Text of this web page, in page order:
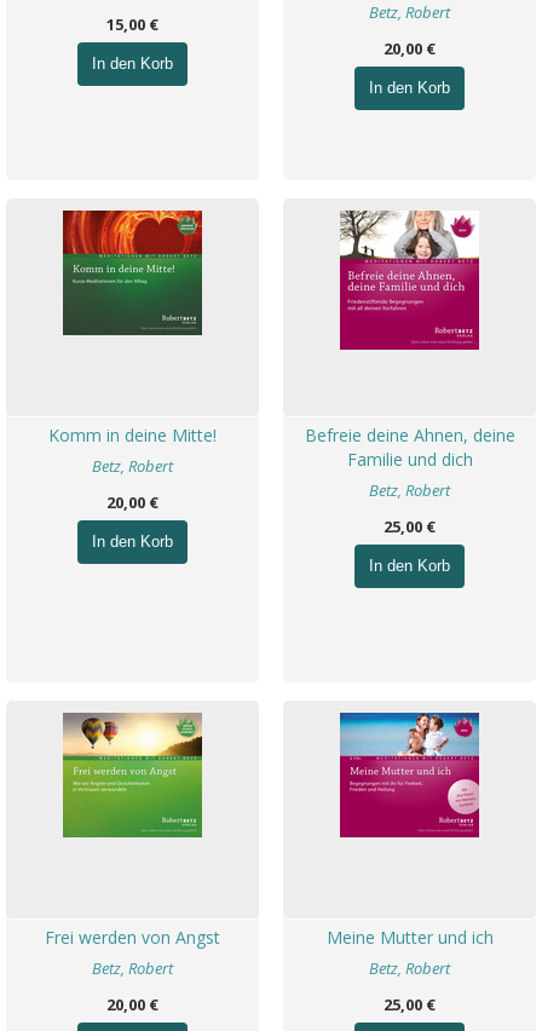
15,00 €
In den Korb
Betz, Robert
20,00 €
In den Korb
Komm in deine Mitte!
Betz, Robert
20,00 €
In den Korb
Befreie deine Ahnen, deine
Familie und dich
Betz, Robert
25,00 €
In den Korb
Frei werden von Angst
Betz, Robert
20,00 €
Meine Mutter und ich
Betz, Robert
25,00 €